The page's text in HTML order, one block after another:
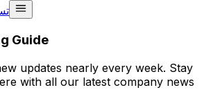
Guide
updates nearly every week. Stay
with all our latest company news